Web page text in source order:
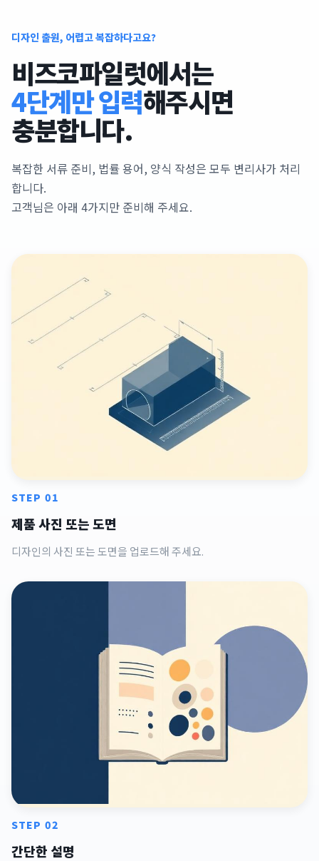
디자인 출원, 어렵고 복잡하다고요?
비즈코파일럿에서는
4단계만 입력해주시면
충분합니다.
복잡한 서류 준비, 법률 용어, 양식 작성은 모두 변리사가 처리
합니다.
고객님은 아래 4가지만 준비해 주세요.
STEP 01
제품 사진 또는 도면
디자인의 사진 또는 도면을 업로드해 주세요.
STEP 02
간단한 설명